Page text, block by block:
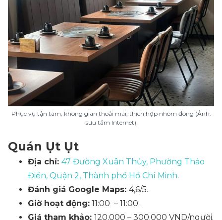
Phục vụ tận tâm, không gian thoải mái, thích hợp nhóm đông (Ảnh:
sưu tầm Internet)
Quán Ụt Ụt
Địa chỉ: 47 Đường Xuân Thủy, Phường Thảo
Điền, Quận 2, Thành phố Hồ Chí Minh.
Đánh giá Google Maps: 4,6/5.
Giờ hoạt động: 11:00 – 11:00.
Giá tham khảo: 120.000 – 300.000 VND/người.